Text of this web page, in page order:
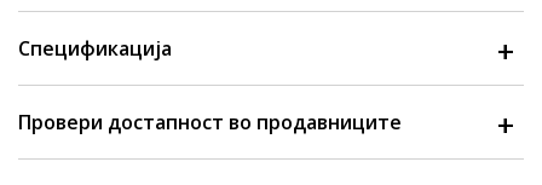
Спецификација
Провери достапност во продавниците